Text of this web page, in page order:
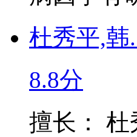
杜秀平,韩
8.8分
擅长：